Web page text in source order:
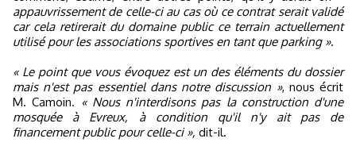
appauvrissement de celle-ci au cas où ce contrat serait validé
car cela retirerait du domaine public ce terrain actuellement
utilisé pour les associations sportives en tant que parking ».
« Le point que vous évoquez est un des éléments du dossier
mais n'est pas essentiel dans notre discussion », nous écrit
M. Camoin. « Nous n'interdisons pas la construction d'une
mosquée à Evreux, à condition qu'il n'y ait pas de
financement public pour celle-ci », dit-il.